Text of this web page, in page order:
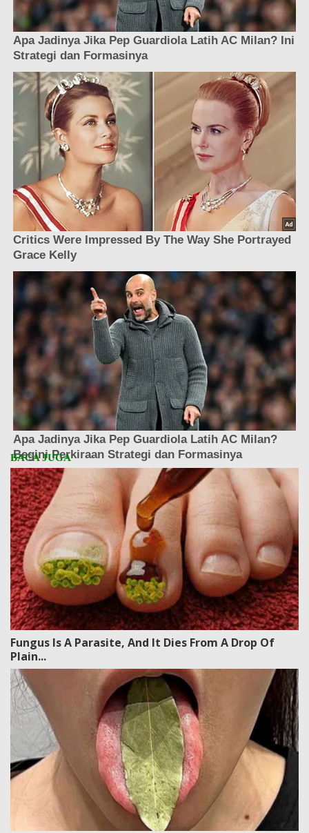
Fungus Is A Parasite, And It Dies From A Drop Of
Plain...